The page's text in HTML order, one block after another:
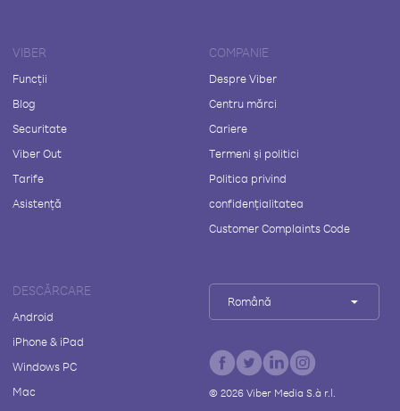
VIBER
Funcții
Blog
Securitate
Viber Out
Tarife
Asistență
COMPANIE
Despre Viber
Centru mărci
Cariere
Termeni și politici
Politica privind
confidențialitatea
Customer Complaints Code
DESCĂRCARE
Android
iPhone & iPad
Windows PC
Mac
Română
© 2026Viber Media S.à r.l.